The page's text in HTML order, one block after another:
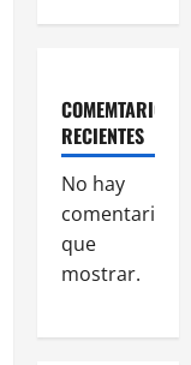
COMEMTARIOS
RECIENTES
No hay
comentarios
que
mostrar.